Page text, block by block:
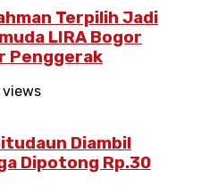
Terpilih Jadi
LIRA Bogor
Penggerak
views
Diambil
Dipotong Rp.30